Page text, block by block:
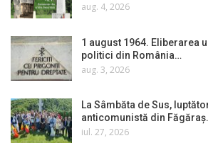
aug. 4, 2026
1 august 1964. Eliberarea
politici din România…
aug. 3, 2026
La Sâmbăta de Sus,
anticomunistă din
iul. 27, 2026